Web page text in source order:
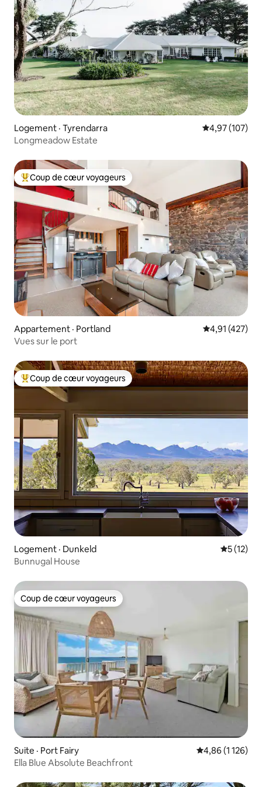
Logement · Tyrendarra Note
4,97 (107)
Longmeadow Estate
Coup de cœur voyageurs parmi les plus aimés
Coup de cœur voyageurs
Appartement · Portland Note
4,91 (427)
Vues sur le port
Coup de cœur voyageurs parmi les plus aimés
Coup de cœur voyageurs
Logement · Dunkeld Note
5 (12)
Bunnugal House
Coup de cœur voyageurs
Coup de cœur voyageurs
Suite · Port Fairy Note moyenne
4,86 (1 126)
Ella Blue Absolute Beachfront